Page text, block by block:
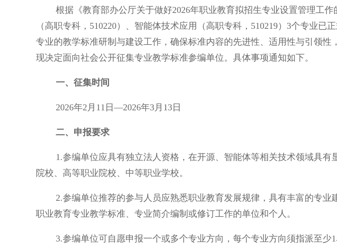
根据《教育部办公厅关于做好2026年职业教育拟招生专业设置管理工作
（高职专科，510220）、智能体技术应用（高职专科，510219）3个专业
专业的教学标准研制与建设工作，确保标准内容的先进性、适用性与引领
现决定面向社会公开征集专业教学标准参编单位。具体事项通知如下。
一、征集时间
2026年2月11日—2026年3月13日
二、申报要求
1.参编单位应具有独立法人资格，在开源、智能体等相关技术领域具有
院校、高等职业院校、中等职业学校。
2.参编单位推荐的参与人员应熟悉职业教育发展规律，具有丰富的专业
职业教育专业教学标准、专业简介编制或修订工作的单位和个人。
3.参编单位可自愿申报一个或多个专业方向，每个专业方向须指派至少1